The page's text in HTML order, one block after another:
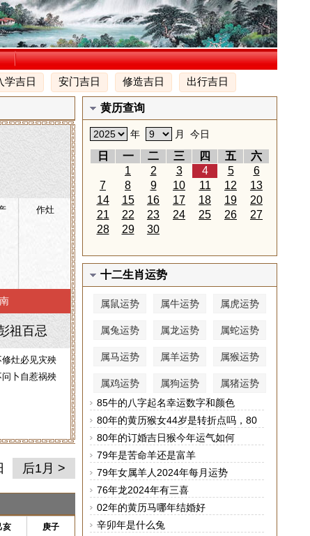
学吉日 安门吉日 修造吉日 出行吉日
作灶
祖百忌
修灶必见灾殃
问卜自惹祸殃
后1月 >
亥 庚子
黄历查询
年 月 今日
日 一 二 三 四 五
六
1
2 3 4 5
6
7
8 9 10 11 12
13
14
15 16 17 18 19
20
21
22 23 24 25 26
27
28
29 30
十二生肖运势
属鼠运势 属牛运势 属虎运势
属兔运势 属龙运势 属蛇运势
属马运势 属羊运势 属猴运势
属鸡运势 属狗运势
属猪运势
85牛的八字起名幸运数字和颜色
80年的黄历猴女44岁是转折点吗，80
年属猴女44岁后运势
80年的订婚吉日猴今年运气如何
79年是苦命羊还是富羊
79年女属羊人2024年每月运势
76年龙2024年有三喜
02年的黄历马哪年结婚好
辛卯年是什么兔